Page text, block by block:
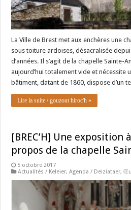
La Ville de Brest met aux enchères une
sous toiture ardoises, désacralisée
d’années. Il s’agit de la chapelle Sainte-
aujourd’hui totalement vide et nécessite
bâtiment, datant de 1860, dispose d’un
Lire la suite / gouzout hiroc'h »
[BREC’H] Une exposition
propos de la chapelle
5 octobre 2017
Actualités / Keleier,Agenda / Deiziataer,